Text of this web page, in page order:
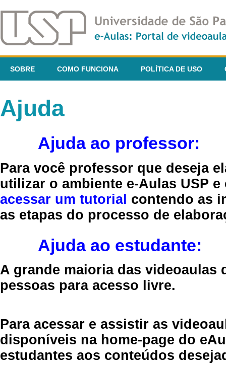
SOBRE COMO FUNCIONA POLÍTICA DE USO
Ajuda
Ajuda ao professor:
Para você professor que deseja
utilizar o ambiente e-Aulas USP
acessar um tutorial contendo as
as etapas do processo de
Ajuda ao estudante:
A grande maioria das videoaulas
pessoas para acesso livre.
Para acessar e assistir as
disponíveis na home-page do
estudantes aos conteúdos